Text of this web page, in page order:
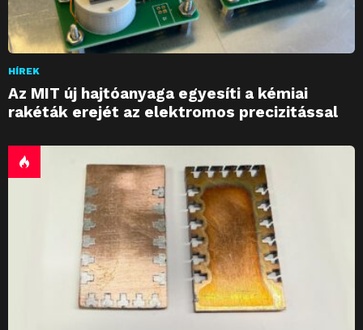
HÍREK
Az MIT új hajtóanyaga egyesíti a kémiai
rakéták erejét az elektromos precizitással